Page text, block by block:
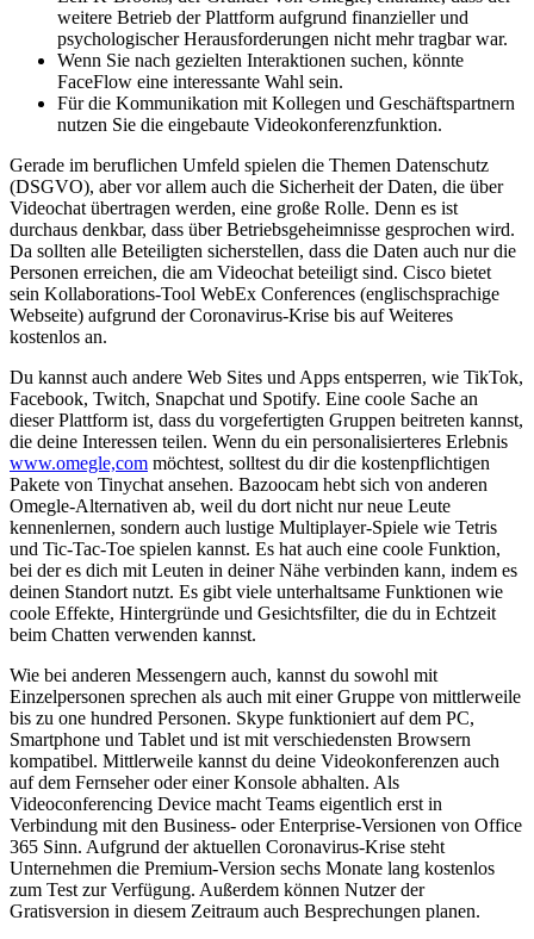
weitere Betrieb der Plattform aufgrund finanzieller und
psychologischer Herausforderungen nicht mehr tragbar war.
Wenn Sie nach gezielten Interaktionen suchen, könnte
FaceFlow eine interessante Wahl sein.
Für die Kommunikation mit Kollegen und Geschäftspartnern
nutzen Sie die eingebaute Videokonferenzfunktion.
Gerade im beruflichen Umfeld spielen die Themen Datenschutz
(DSGVO), aber vor allem auch die Sicherheit der Daten, die über
Videochat übertragen werden, eine große Rolle. Denn es ist
durchaus denkbar, dass über Betriebsgeheimnisse gesprochen wird.
Da sollten alle Beteiligten sicherstellen, dass die Daten auch nur die
Personen erreichen, die am Videochat beteiligt sind. Cisco bietet
sein Kollaborations-Tool WebEx Conferences (englischsprachige
Webseite) aufgrund der Coronavirus-Krise bis auf Weiteres
kostenlos an.
Du kannst auch andere Web Sites und Apps entsperren, wie TikTok,
Facebook, Twitch, Snapchat und Spotify. Eine coole Sache an
dieser Plattform ist, dass du vorgefertigten Gruppen beitreten kannst,
die deine Interessen teilen. Wenn du ein personalisierteres Erlebnis
www.omegle,com möchtest, solltest du dir die kostenpflichtigen
Pakete von Tinychat ansehen. Bazoocam hebt sich von anderen
Omegle-Alternativen ab, weil du dort nicht nur neue Leute
kennenlernen, sondern auch lustige Multiplayer-Spiele wie Tetris
und Tic-Tac-Toe spielen kannst. Es hat auch eine coole Funktion,
bei der es dich mit Leuten in deiner Nähe verbinden kann, indem es
deinen Standort nutzt. Es gibt viele unterhaltsame Funktionen wie
coole Effekte, Hintergründe und Gesichtsfilter, die du in Echtzeit
beim Chatten verwenden kannst.
Wie bei anderen Messengern auch, kannst du sowohl mit
Einzelpersonen sprechen als auch mit einer Gruppe von mittlerweile
bis zu one hundred Personen. Skype funktioniert auf dem PC,
Smartphone und Tablet und ist mit verschiedensten Browsern
kompatibel. Mittlerweile kannst du deine Videokonferenzen auch
auf dem Fernseher oder einer Konsole abhalten. Als
Videoconferencing Device macht Teams eigentlich erst in
Verbindung mit den Business- oder Enterprise-Versionen von Office
365 Sinn. Aufgrund der aktuellen Coronavirus-Krise steht
Unternehmen die Premium-Version sechs Monate lang kostenlos
zum Test zur Verfügung. Außerdem können Nutzer der
Gratisversion in diesem Zeitraum auch Besprechungen planen.